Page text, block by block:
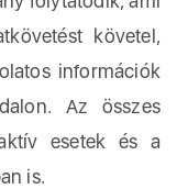
követel,
információk
Az összes
esetek és a
is.